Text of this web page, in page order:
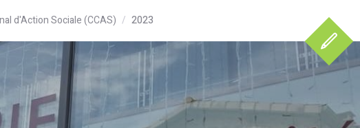
d'Action Sociale (CCAS) 2023